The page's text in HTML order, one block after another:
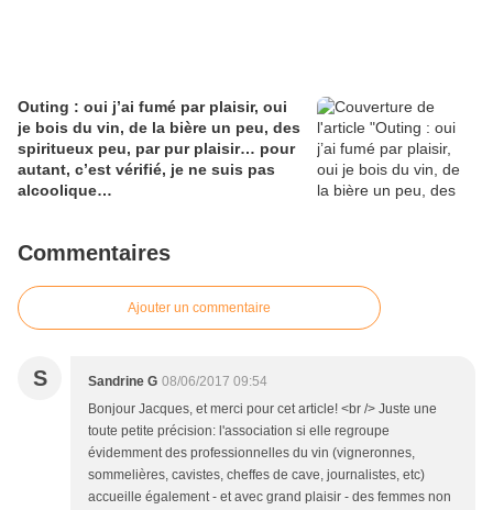
Outing : oui j’ai fumé par plaisir, oui
je bois du vin, de la bière un peu, des
spiritueux peu, par pur plaisir… pour
autant, c’est vérifié, je ne suis pas
alcoolique…
Commentaires
Ajouter un commentaire
S Sandrine G 08/06/2017 09:54
Bonjour Jacques, et merci pour cet article! <br /> Juste une
toute petite précision: l'association si elle regroupe
évidemment des professionnelles du vin (vigneronnes,
sommelières, cavistes, cheffes de cave, journalistes, etc)
accueille également - et avec grand plaisir - des femmes non